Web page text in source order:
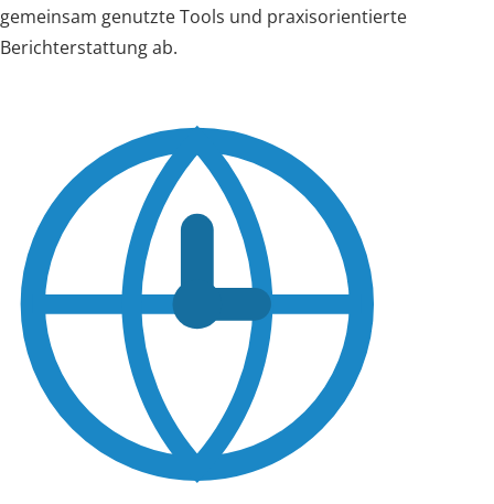
gemeinsam genutzte Tools und praxisorientierte
Berichterstattung ab.